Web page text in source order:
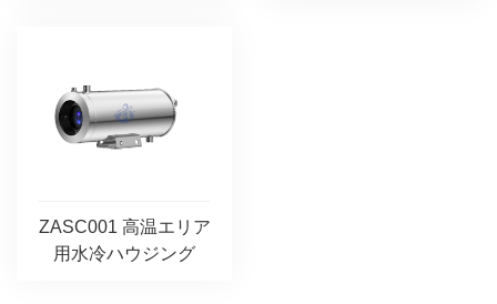
ZASC001 高温エリア
用水冷ハウジング